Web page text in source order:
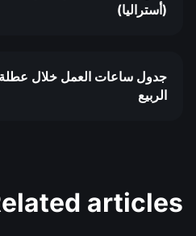
(أستراليا)
جدول ساعات العمل خلال عطلة
الربيع
articles